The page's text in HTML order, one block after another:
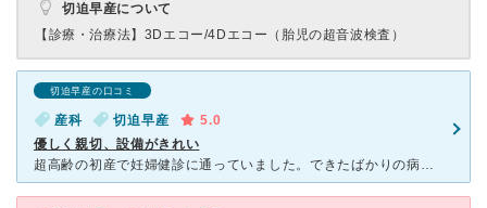
切迫早産について
【診療・治療法】 3Dエコー/4Dエコー（胎児の超音波検査）
切迫早産の口コミ
産科 切迫早産
5.0
優しく親切、設備がきれい
超高齢の初産で妊婦健診に通っていました。できたばかりの病院なので設備が明るくて清潔感があり、とても通いやすいところでした。 先生やスタッフの方も笑顔であたかかく接してくださり話しやすく、わからないこ